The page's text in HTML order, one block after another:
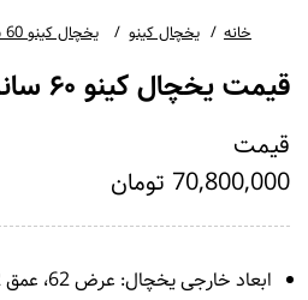
خانه یخچال کینو یخچال کینو 60 سانت مدل KR615WL-1D
قیمت یخچال کینو ۶۰ سانت مدل kr615
قیمت
70,800,000 تومان
ابعاد خارجی یخچال: عرض 62، عمق 52، ارتفاع 185 سانتی متر